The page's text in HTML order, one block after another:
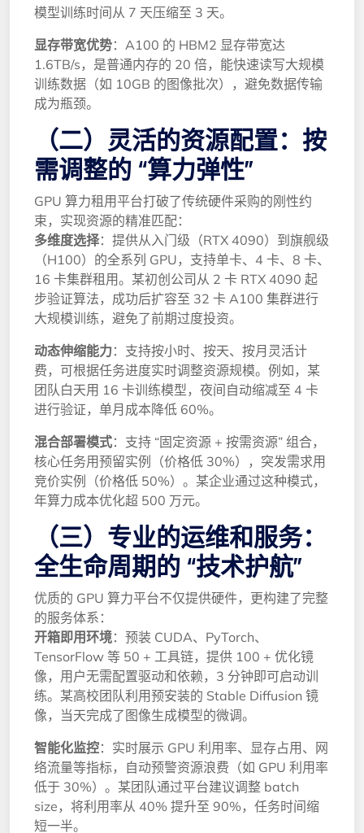
模型训练时间从 7 天压缩至 3 天。
显存带宽优势：A100 的 HBM2 显存带宽达
1.6TB/s，是普通内存的 20 倍，能快速读写大规模
训练数据（如 10GB 的图像批次），避免数据传输
成为瓶颈。
（二）灵活的资源配置：按
需调整的 “算力弹性”
GPU 算力租用平台打破了传统硬件采购的刚性约
束，实现资源的精准匹配：
多维度选择：提供从入门级（RTX 4090）到旗舰级
（H100）的全系列 GPU，支持单卡、4 卡、8 卡、
16 卡集群租用。某初创公司从 2 卡 RTX 4090 起
步验证算法，成功后扩容至 32 卡 A100 集群进行
大规模训练，避免了前期过度投资。
动态伸缩能力 ：支持按小时、按天、按月灵活计
费，可根据任务进度实时调整资源规模。例如，某
团队白天用 16 卡训练模型，夜间自动缩减至 4 卡
进行验证，单月成本降低 60%。
混合部署模式：支持 “固定资源 + 按需资源” 组合，
核心任务用预留实例（价格低 30%），突发需求用
竞价实例（价格低 50%）。某企业通过这种模式，
年算力成本优化超 500 万元。
（三）专业的运维和服务：
全生命周期的 “技术护航”
优质的 GPU 算力平台不仅提供硬件，更构建了完整
的服务体系：
开箱即用环境：预装 CUDA、PyTorch、
TensorFlow 等 50 + 工具链，提供 100 + 优化镜
像，用户无需配置驱动和依赖，3 分钟即可启动训
练。某高校团队利用预安装的 Stable Diffusion 镜
像，当天完成了图像生成模型的微调。
智能化监控：实时展示 GPU 利用率、显存占用、网
络流量等指标，自动预警资源浪费（如 GPU 利用率
低于 30%）。某团队通过平台建议调整 batch
size，将利用率从 40% 提升至 90%，任务时间缩
短一半。